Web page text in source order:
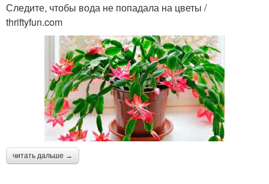
Следите, чтобы вода не попадала на цветы /
thriftyfun.com
читать дальше →